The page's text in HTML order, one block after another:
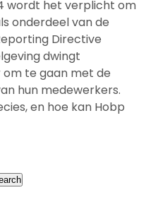
wordt het verplicht om
onderdeel van de
Directive
dwingt
te gaan met de
hun medewerkers.
en hoe kan Hobp